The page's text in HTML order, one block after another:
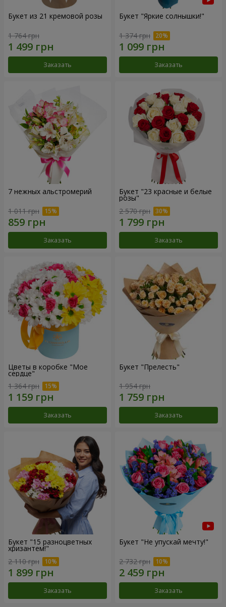
Букет из 21 кремовой розы
1 764 грн
Заказать
Букет "Яркие солнышки!"
1 374 грн
Заказать
7 нежных альстромерий
1 011 грн
Заказать
Букет "23 красные и белые
розы"
2 570 грн
Заказать
Цветы в коробке "Мое
сердце"
1 364 грн
Заказать
Букет "Прелесть"
1 954 грн
Заказать
Букет "15 разноцветных
хризантем!"
2 110 грн
Заказать
Букет "Не упускай мечту!"
2 732 грн
Заказать